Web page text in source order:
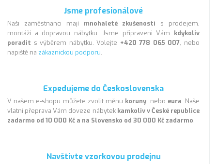
Jsme profesionálové
Naši zaměstnanci mají mnohaleté zkušenosti s prodejem,
montáží a dopravou nábytku. Jsme připraveni Vám kdykoliv
poradit s výběrem nábytku. Volejte +420 778 065 007, nebo
napiště na zákaznickou podporu.
Expedujeme do Československa
V našem e-shopu můžete zvolit měnu koruny, nebo eura. Naše
vlatní přeprava Vám doveze nábytek kamkoliv v České republice
zadarmo od 10 000 Kč a na Slovensko od 30 000 Kč zadarmo.
Navštivte vzorkovou prodejnu